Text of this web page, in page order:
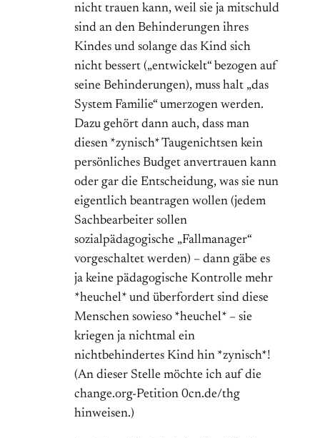
nicht trauen kann, weil sie ja mitschuld
sind an den Behinderungen ihres
Kindes und solange das Kind sich
nicht bessert („entwickelt“ bezogen auf
seine Behinderungen), muss halt „das
System Familie“ umerzogen werden.
Dazu gehört dann auch, dass man
diesen *zynisch* Taugenichtsen kein
persönliches Budget anvertrauen kann
oder gar die Entscheidung, was sie nun
eigentlich beantragen wollen (jedem
Sachbearbeiter sollen
sozialpädagogische „Fallmanager“
vorgeschaltet werden) – dann gäbe es
ja keine pädagogische Kontrolle mehr
*heuchel* und überfordert sind diese
Menschen sowieso *heuchel* – sie
kriegen ja nichtmal ein
nichtbehindertes Kind hin *zynisch*!
(An dieser Stelle möchte ich auf die
change.org-Petition 0cn.de/thg
hinweisen.)